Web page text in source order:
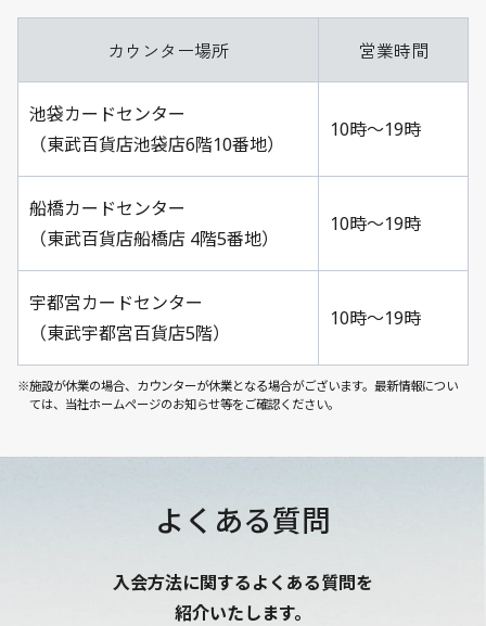
カウンター場所 営業時間
池袋カードセンター
（東武百貨店池袋店6階10番地）
10時～19時
船橋カードセンター
（東武百貨店船橋店 4階5番地）
10時～19時
宇都宮カードセンター
（東武宇都宮百貨店5階）
10時～19時
※施設が休業の場合、カウンターが休業となる場合がございます。最新情報につい
ては、当社ホームページのお知らせ等をご確認ください。
よくある質問
入会方法に関するよくある質問を
紹介いたします。